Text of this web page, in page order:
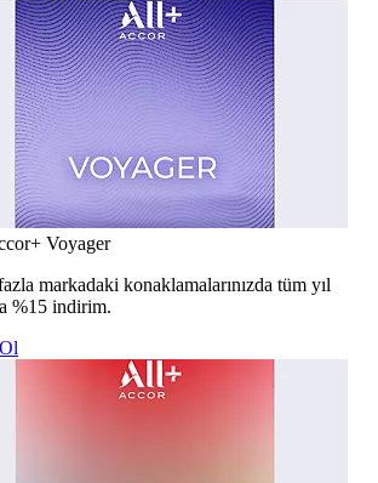
Voyager
markadaki konaklamalarınızda tüm yıl
%15 indirim.